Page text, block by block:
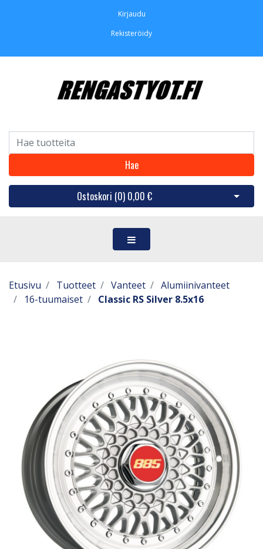
Kirjaudu
Rekisteröidy
Hae
Ostoskori (0) 0,00 € Avaa
Etusivu Tuotteet Vanteet
Alumiinivanteet
16-tuumaiset
Classic RS Silver 8.5x16